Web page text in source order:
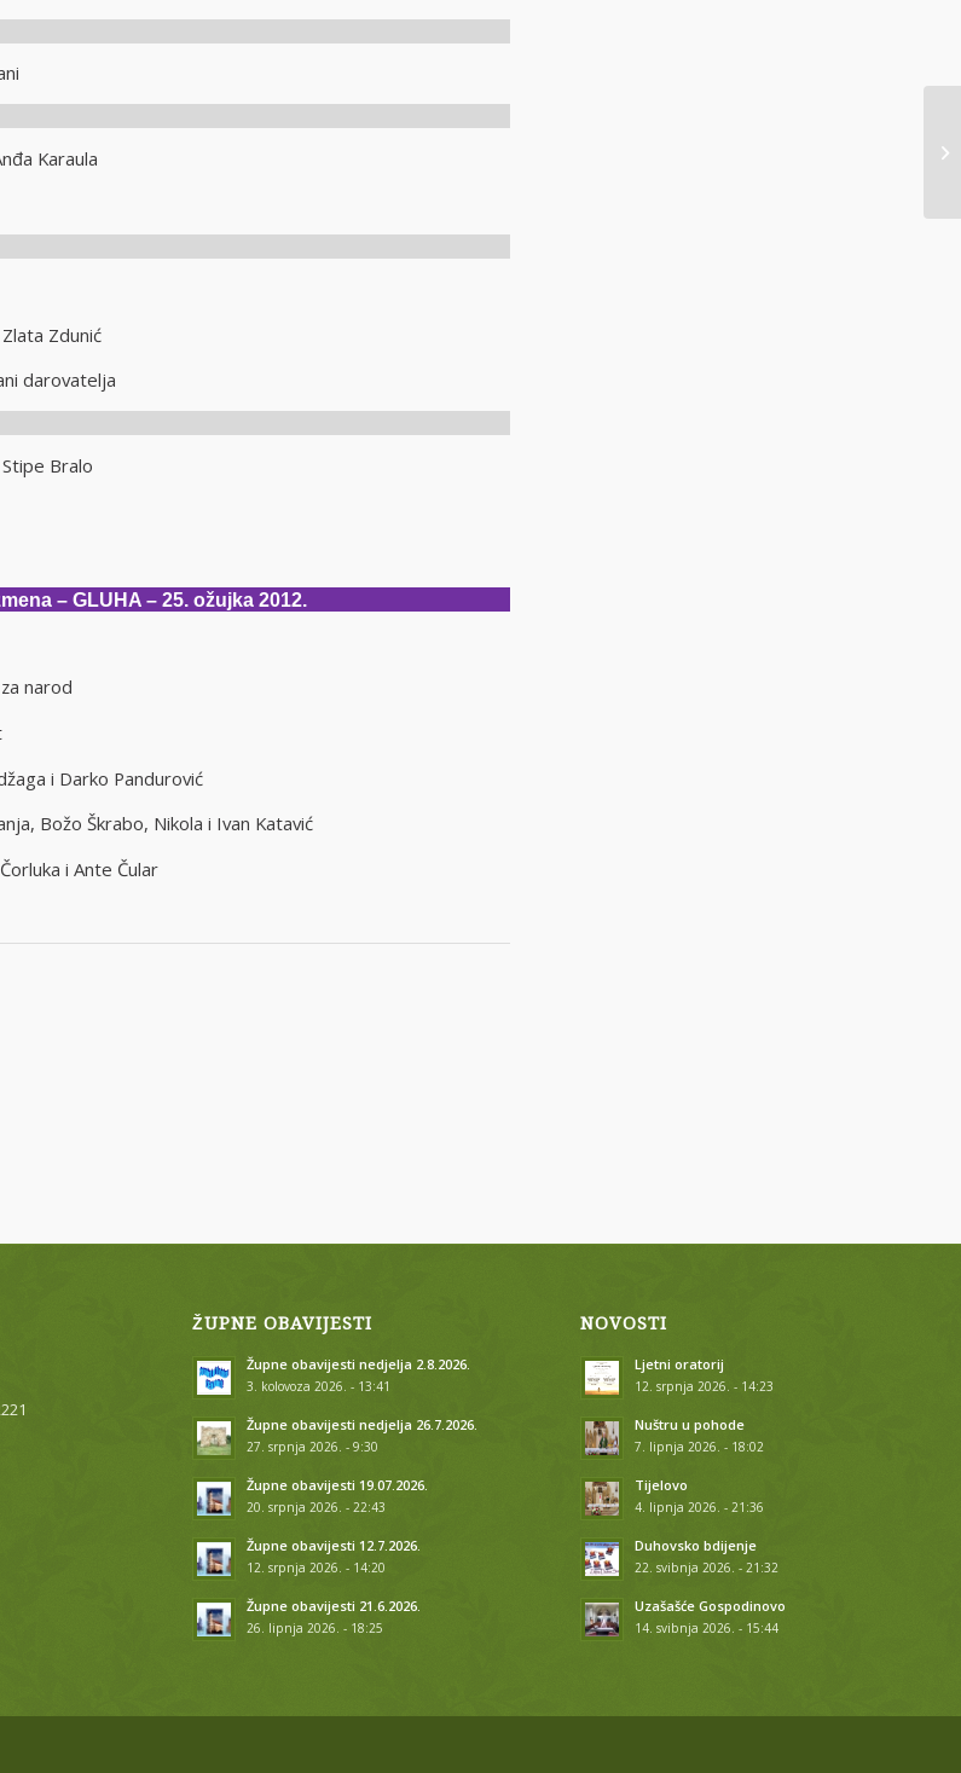
Karaula
Zdunić
Bralo
– GLUHA – 25. ožujka 2012.
narod
i Darko Pandurović
Škrabo, Nikola i Ivan Katavić
i Ante Čular
ŽUPNE OBAVIJESTI
Župne obavijesti nedjelja 2.8.2026.
3. kolovoza 2026. - 13:41
Župne obavijesti nedjelja 26.7.2026.
27. srpnja 2026. - 9:30
Župne obavijesti 19.07.2026.
20. srpnja 2026. - 22:43
Župne obavijesti 12.7.2026.
12. srpnja 2026. - 14:20
Župne obavijesti 21.6.2026.
26. lipnja 2026. - 18:25
NOVOSTI
Ljetni oratorij
12. srpnja 2026. - 14:23
Nuštru u pohode
7. lipnja 2026. - 18:02
Tijelovo
4. lipnja 2026. - 21:36
Duhovsko bdijenje
22. svibnja 2026. - 21:32
Uzašašće Gospodinovo
14. svibnja 2026. - 15:44